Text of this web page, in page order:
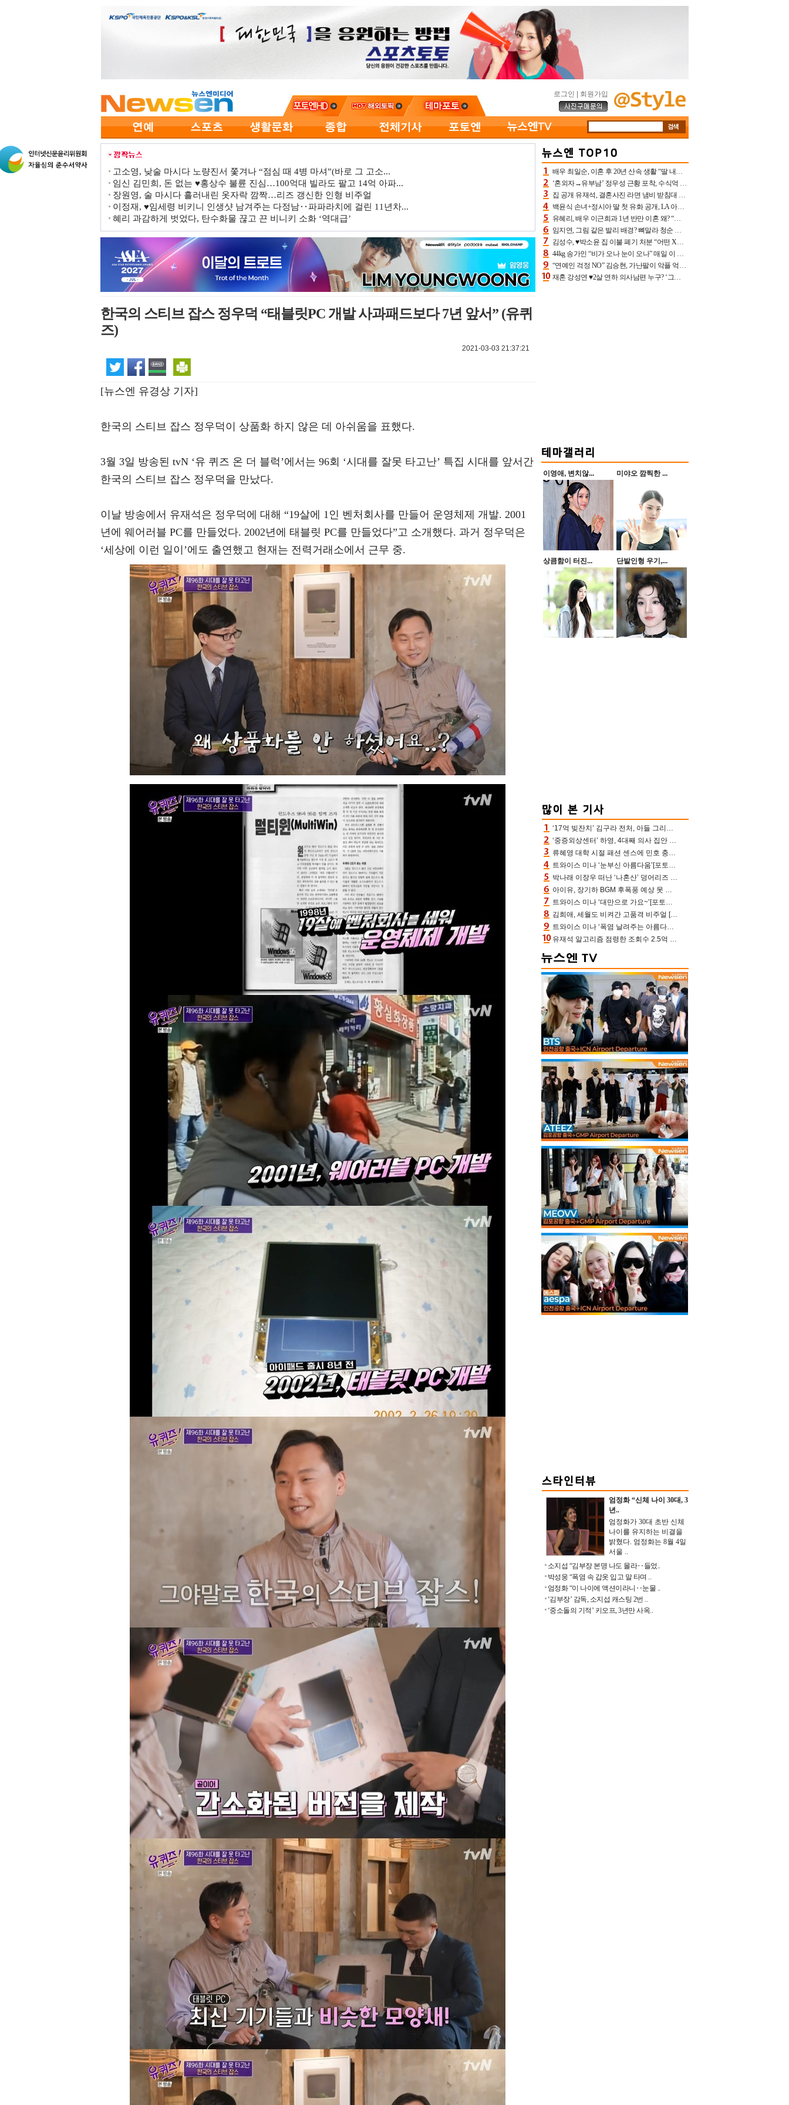
로그인 회원가입
고소영, 낮술 마시다 노량진서 쫓겨나 “점심 때 4병 마셔”(바로 그 고소...
임신 김민희, 돈 없는 ♥홍상수 불륜 진심…100억대 빌라도 팔고 14억 아파...
장원영, 술 마시다 흘러내린 옷자락 깜짝…리즈 갱신한 인형 비주얼
이정재, ♥임세령 비키니 인생샷 남겨주는 다정남‥파파라치에 걸린 11년차...
혜리 과감하게 벗었다, 탄수화물 끊고 끈 비니키 소화 ‘역대급’
한국의 스티브 잡스 정우덕 “태블릿PC 개발 사과패드보다 7년 앞서” (유퀴
즈)
2021-03-03 21:37:21
[뉴스엔 유경상 기자]
한국의 스티브 잡스 정우덕이 상품화 하지 않은 데 아쉬움을 표했다.
3월 3일 방송된 tvN ‘유 퀴즈 온 더 블럭’에서는 96회 ‘시대를 잘못 타고난’ 특집 시대를 앞서간
한국의 스티브 잡스 정우덕을 만났다.
이날 방송에서 유재석은 정우덕에 대해 “19살에 1인 벤처회사를 만들어 운영체제 개발. 2001
년에 웨어러블 PC를 만들었다. 2002년에 태블릿 PC를 만들었다”고 소개했다. 과거 정우덕은
‘세상에 이런 일이’에도 출연했고 현재는 전력거래소에서 근무 중.
배우 최일순, 이혼 후 20년 산속 생활 “딸 내가 버렸다고 원망‥맘 아파”(특종)[어제TV]
‘혼외자→유부남’ 정우성 근황 포착, 수식억 해킹 피해 후배 만났다 “존경하는”
집 공개 유재석, 결혼사진 라면 냄비 받침대 되고 분노‥가족사진도 피해(놀뭐)[어제TV]
백윤식 손녀+정시아 딸 첫 유화 공개, LA 아트쇼→서울국제조각페스타 작가다운 수준급 실력
유혜리, 배우 이근희과 1년 반만 이혼 왜? “식칼 꽂고 의자 던져” 충격 폭로(특종)[어제TV]
임지연, 그림 같은 발리 배경? 뼈말라 청순 비키니 핏에 상대 안 되네
김성수, ♥박소윤 집 이불 폐기 처분 “어떤 X이랑 썼을지 몰라” 질투(신랑수업2)[어제TV]
44kg 송가인 “비가 오나 눈이 오나” 매일 이 운동, 허벅지 근육량 상승+체지방 감소
“연예인 걱정 NO” 김승현, 가난팔이 악플 억울할만‥아내+딸과 日 여행
재혼 강성연 ♥2살 연하 의사남편 누구? ‘그알’ 자문의에 훈남 비주얼 초엘리트 스펙 [종합]
이영애, 변치않... 미야오 깜찍한 ...
상큼함이 터진... 단발인형 우기,...
‘17억 빚잔치’ 김구라 전처, 아들 그리는 “나 뿐인데” 친엄마 챙기는 효심 눈길
‘중증외상센터’ 하영, 4대째 의사 집안 인증 “증조부, 고종 황제 진료”(옥문아)[어제TV]
류혜영 대학 시절 패션 센스에 민호 충격 “레몬색 레깅스에 다리 없는 줄”(나혼산)
트와이스 미나 ‘눈부신 아름다움’[포토엔HD]
박나래 이장우 떠난 ‘나혼산’ 덩어리즈 왔다, 1인 1케이크에 팜유 전현무 충격[어제TV]
아이유, 장기하 BGM 후폭풍 예상 못 했나‥삭제 오보→윤가이까지 엮여 시끌
트와이스 미나 ‘대만으로 가요~’[포토엔HD]
김희애, 세월도 비켜간 고품격 비주얼 [포토엔HD]
트와이스 미나 ‘폭염 날려주는 아름다움’[포토엔HD]
유재석 알고리즘 점령한 조회수 2.5억 신박한 다비치, 강민경 덩달아 긴장(해투)
엄정화 “신체 나이 30대, 3
년..
엄정화가 30대 초반 신체
나이를 유지하는 비결을
밝혔다. 엄정화는 8월 4일
서울 ..
소지섭 “김부장 본명 나도 몰라‥들었..
박성웅 “폭염 속 갑옷 입고 말 타며 ..
엄정화 “이 나이에 액션이라니‥눈물 ..
‘김부장’ 감독, 소지섭 캐스팅 2번 ..
‘중소돌의 기적’ 키오프, 3년만 사옥..